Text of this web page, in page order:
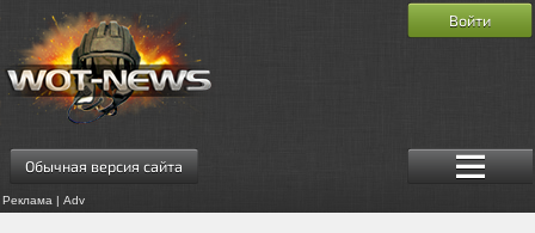
Обычная версия сайта
Реклама | Adv
Войти